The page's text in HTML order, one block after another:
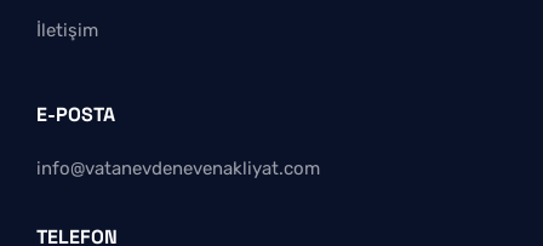
İletişim
E-POSTA
info@vatanevdenevenakliyat.com
TELEFON